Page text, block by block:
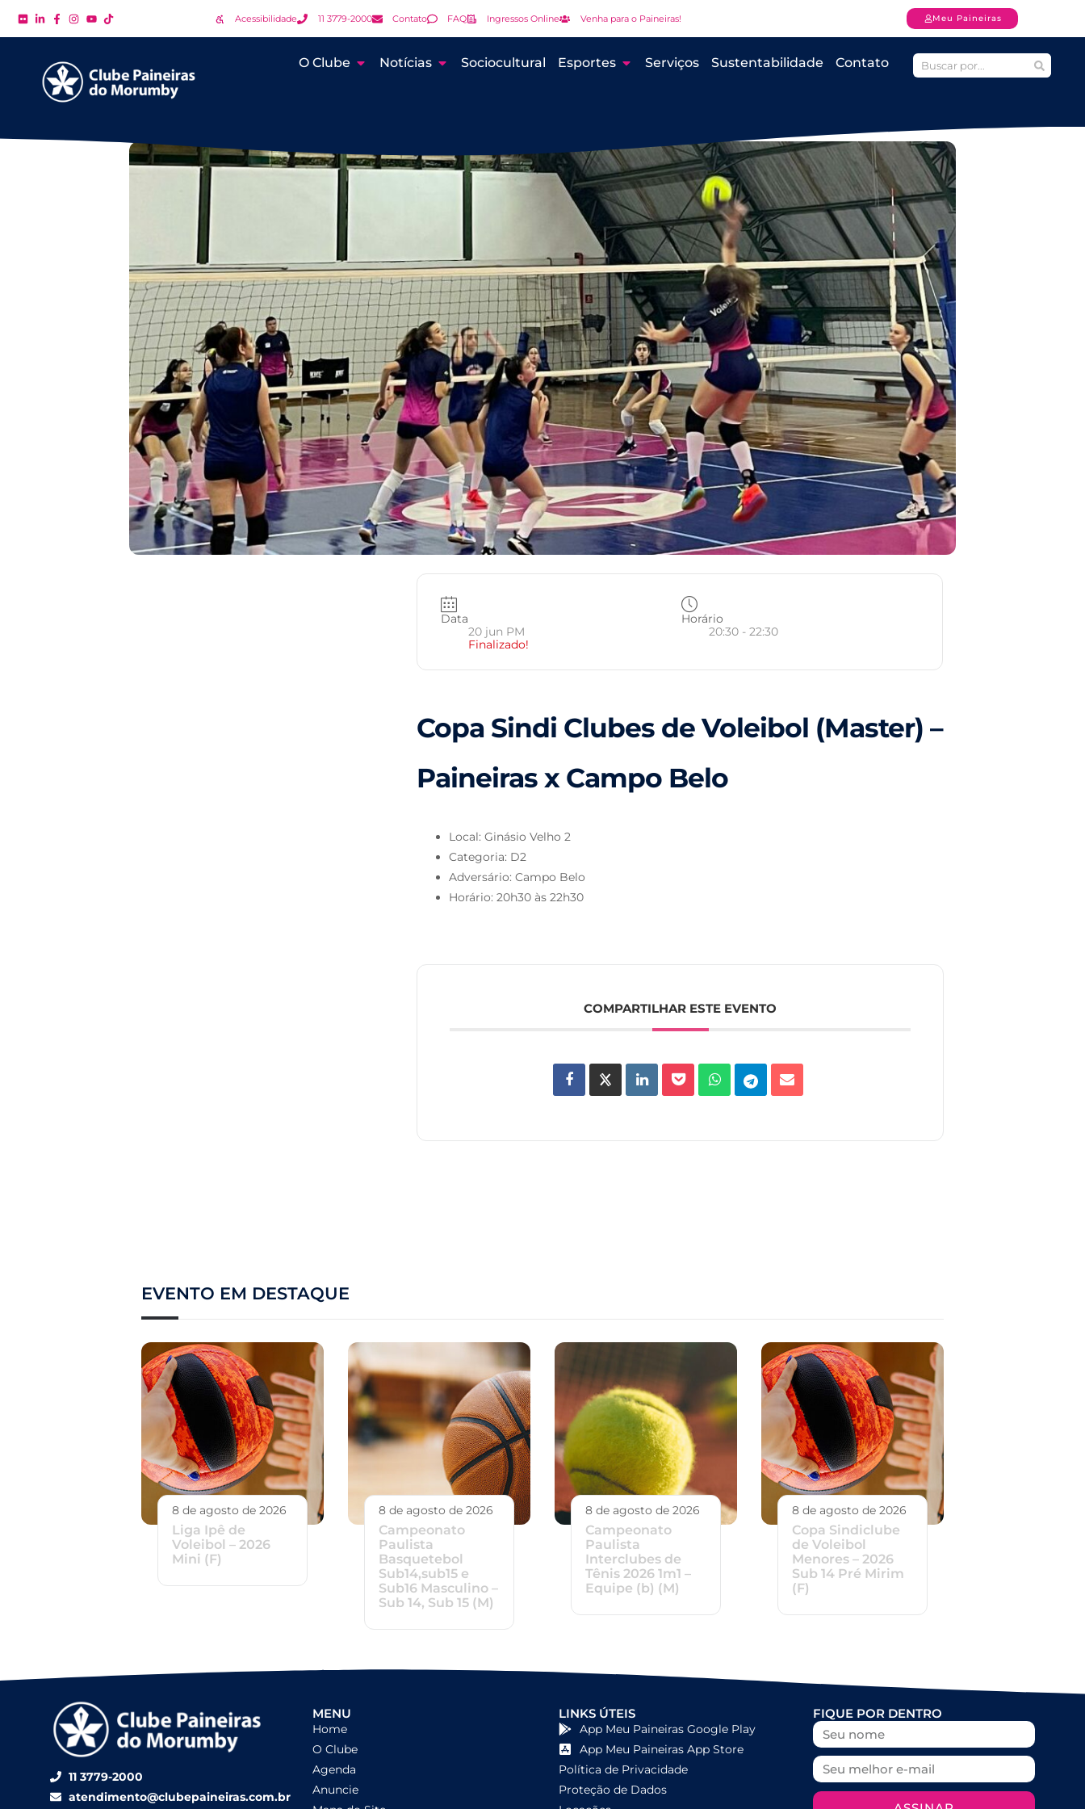
Acessibilidade 11 3779-2000 Contato FAQ Ingressos Online Venha para o Paineiras! Meu Paineiras
O Clube Notícias Sociocultural Esportes Serviços Sustentabilidade Contato
Data
20 jun PM
Finalizado!
Horário
20:30 - 22:30
Copa Sindi Clubes de Voleibol (Master) –
Paineiras x Campo Belo
Local: Ginásio Velho 2
Categoria: D2
Adversário: Campo Belo
Horário: 20h30 às 22h30
COMPARTILHAR ESTE EVENTO
EVENTO EM DESTAQUE
8 de agosto de 2026
Liga Ipê de
Voleibol – 2026
Mini (F)
8 de agosto de 2026
Campeonato
Paulista
Basquetebol
Sub14,sub15 e
Sub16 Masculino –
Sub 14, Sub 15 (M)
8 de agosto de 2026
Campeonato
Paulista
Interclubes de
Tênis 2026 1m1 –
Equipe (b) (M)
8 de agosto de 2026
Copa Sindiclube
de Voleibol
Menores – 2026
Sub 14 Pré Mirim
(F)
11 3779-2000
atendimento@clubepaineiras.com.br
MENU
Home
O Clube
Agenda
Anuncie
LINKS ÚTEIS
App Meu Paineiras Google Play
App Meu Paineiras App Store
Política de Privacidade
Proteção de Dados
FIQUE POR DENTRO